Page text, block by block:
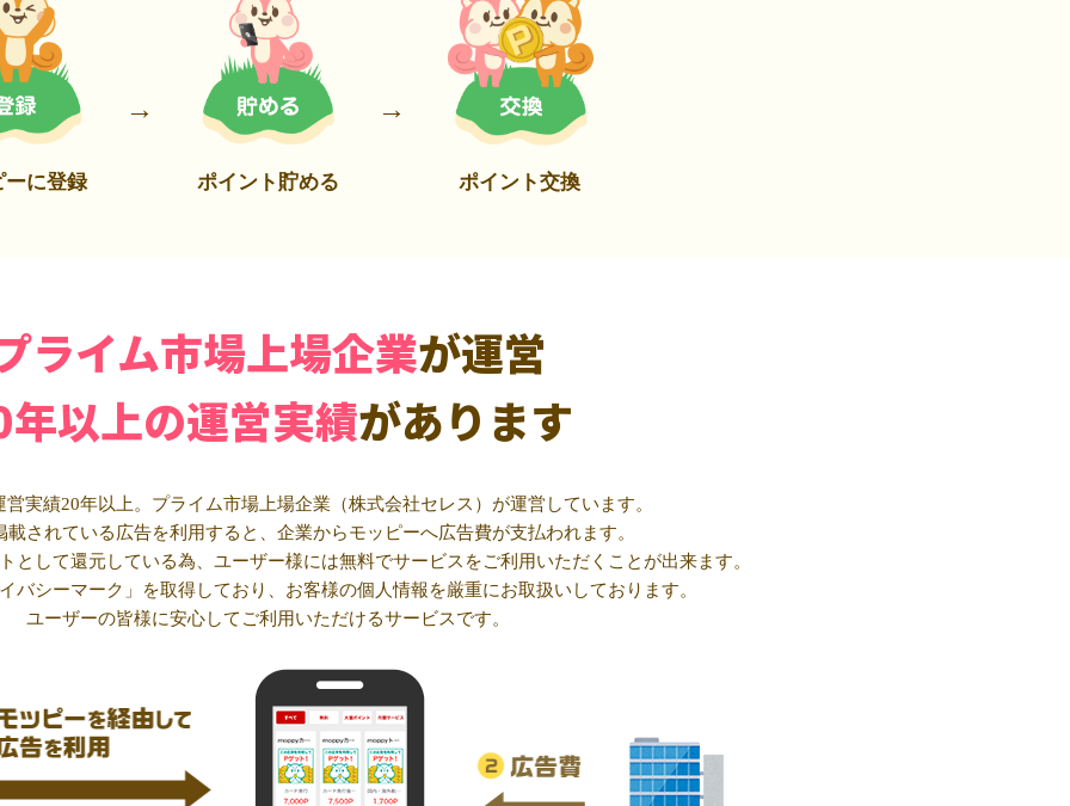
ーに登録 ポイント貯める ポイント交換
ライム市場上場企業が運営
以上の運営実績があります
実績20年以上。プライム市場上場企業（株式会社セレス）が運営しています。
載されている広告を利用すると、企業からモッピーへ広告費が支払われます。
として還元している為、ユーザー様には無料でサービスをご利用いただくことが出来ます。
バシーマーク」を取得しており、お客様の個人情報を厳重にお取扱いしております。
ユーザーの皆様に安心してご利用いただけるサービスです。